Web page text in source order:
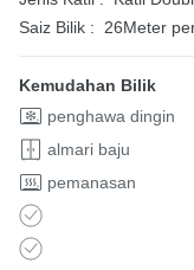
Saiz Bilik : 26Meter
Kemudahan Bilik
penghawa dingin
almari baju
pemanasan